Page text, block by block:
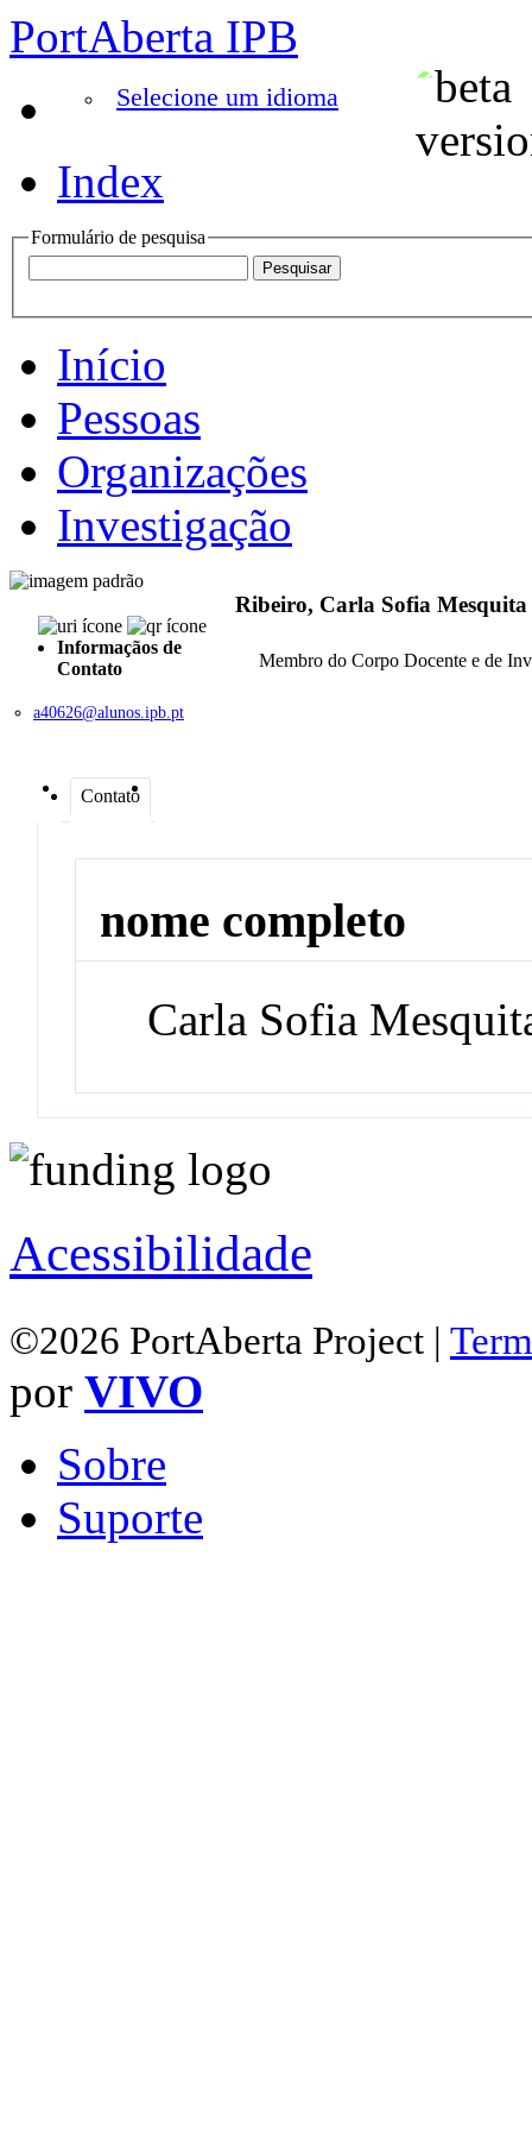
PortAberta IPB
Selecione um idioma
Index
Formulário de pesquisa
Início
Pessoas
Organizações
Investigação
Informaçãos de
Contato
a40626@alunos.ipb.pt
Ribeiro, Carla Sofia Mesquita
Membro do Corpo Docente e de
Contato
nome completo
Carla Sofia
Acessibilidade
©2026 PortAberta Project |
por VIVO
Sobre
Suporte